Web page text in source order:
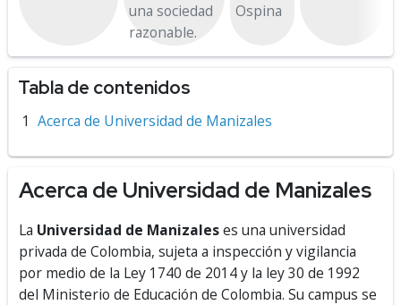
una sociedad
razonable.
Ospina
Tabla de contenidos
Acerca de Universidad de Manizales
Acerca de Universidad de Manizales
La Universidad de Manizaleses una universidad
privada de Colombia, sujeta a inspección y vigilancia
por medio de la Ley 1740 de 2014 y la ley 30 de 1992
del Ministerio de Educación de Colombia. Su campus se